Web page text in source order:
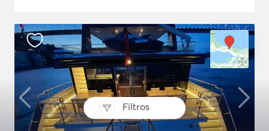
Filtros